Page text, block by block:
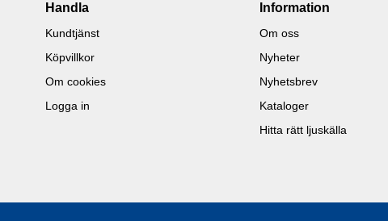
Handla
Kundtjänst
Köpvillkor
Om cookies
Logga in
Information
Om oss
Nyheter
Nyhetsbrev
Kataloger
Hitta rätt ljuskälla